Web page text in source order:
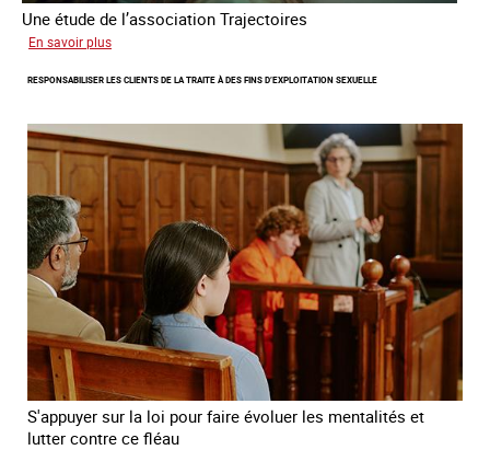
Une étude de l’association Trajectoires
En savoir plus
phénomène
de
l’exploitation
mineures
à
travers
l’Europe
RESPONSABILISER LES CLIENTS DE LA TRAITE À DES FINS D’EXPLOITATION SEXUELLE
S'appuyer sur la loi pour faire évoluer les mentalités et
lutter contre ce fléau